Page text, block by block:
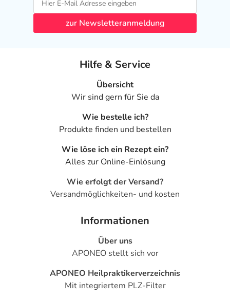
zur Newsletteranmeldung
Hilfe & Service
Übersicht
Wir sind gern für Sie da
Wie bestelle ich?
Produkte finden und bestellen
Wie löse ich ein Rezept ein?
Alles zur Online-Einlösung
Wie erfolgt der Versand?
Versandmöglichkeiten- und kosten
Informationen
Über uns
APONEO stellt sich vor
APONEO Heilpraktikerverzeichnis
Mit integriertem PLZ-Filter